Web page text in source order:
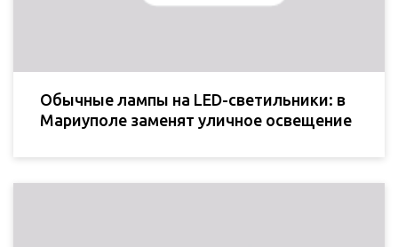
Обычные лампы на LED-светильники: в
Мариуполе заменят уличное освещение